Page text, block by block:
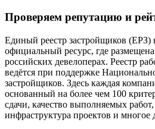
Проверяем репутацию и
Единый реестр застройщиков (ЕРЗ)
официальный ресурс, где
российских девелоперах. Реестр
ведётся при поддержке
застройщиков. Здесь каждая
основанный на более чем 100
сдачи, качество выполняемых
инфраструктура проектов и многое